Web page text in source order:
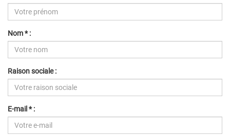
Nom * :
Raison sociale :
E-mail * :